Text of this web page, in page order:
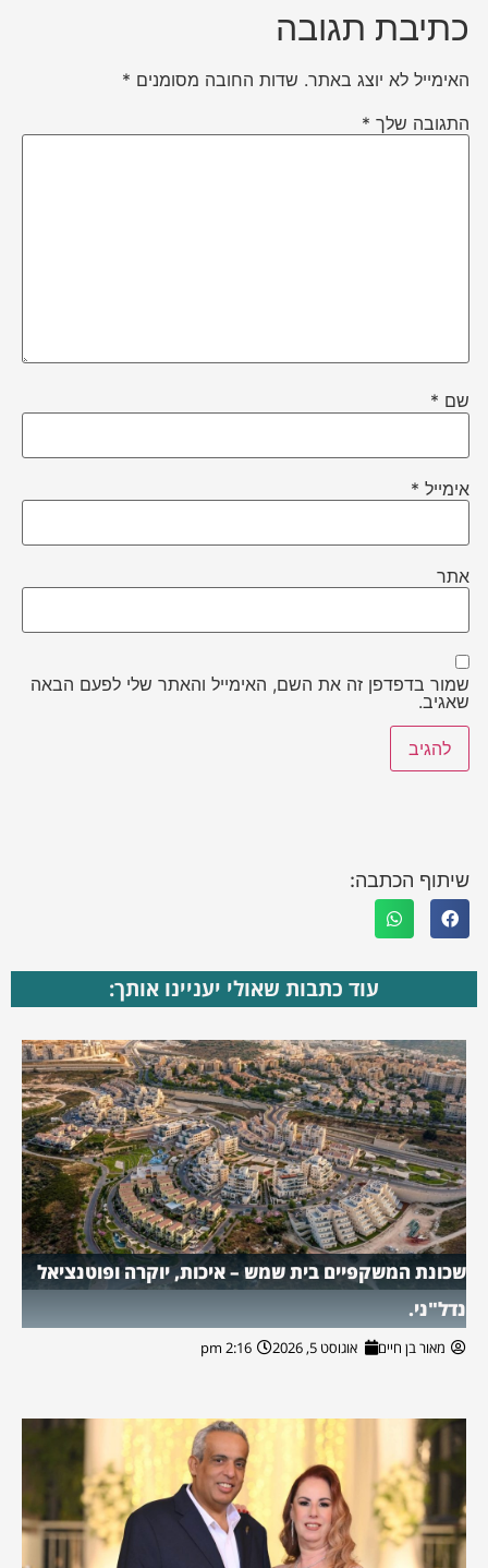
כתיבת תגובה
האימייל לא יוצג באתר. שדות החובה מסומנים *
התגובה שלך *
שם *
אימייל *
אתר
שמור בדפדפן זה את השם, האימייל והאתר שלי לפעם הבאה
שאגיב.
שיתוף הכתבה:
עוד כתבות שאולי יעניינו אותך:
שכונת המשקפיים בית שמש – איכות, יוקרה ופוטנציאל
נדל"ני.
מאור בן חיים אוגוסט 5, 2026 2:16 pm